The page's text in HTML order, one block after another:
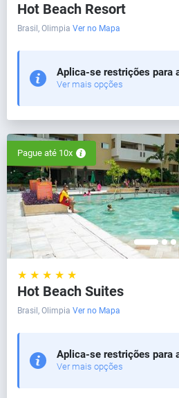
Hot Beach Resort
Brasil, Olimpia Ver no Mapa
Aplica-se restrições para
Ver mais opções
Pague até 10x
★ ★ ★ ★ ★
Hot Beach Suites
Brasil, Olimpia Ver no Mapa
Aplica-se restrições para
Ver mais opções